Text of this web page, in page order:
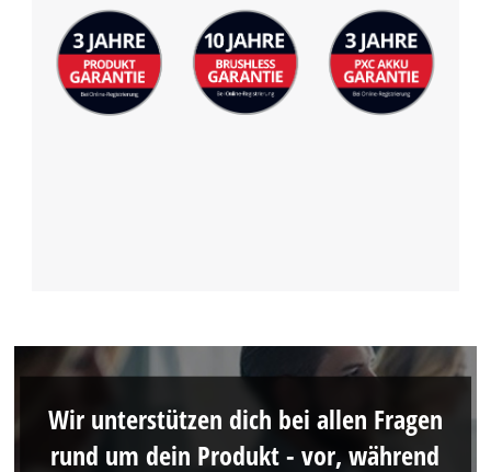
Wir unterstützen dich bei allen Fragen
rund um dein Produkt - vor, während